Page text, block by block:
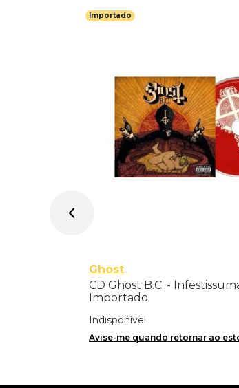
Importado
Ghost
CD Ghost B.C. -
Importado
Indisponível
Avise-me quando retornar ao